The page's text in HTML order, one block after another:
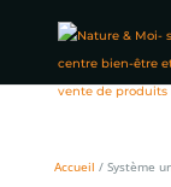
Accueil / Système